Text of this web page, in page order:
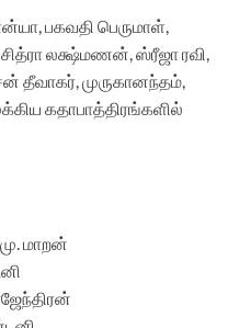
பகவதி பெருமாள்,
சித்ரா லக்ஷ்மணன், ஸ்ரீஜா ரவி,
தீவாகர், முருகானந்தம்,
கதாபாத்திரங்களில்
மாறன்